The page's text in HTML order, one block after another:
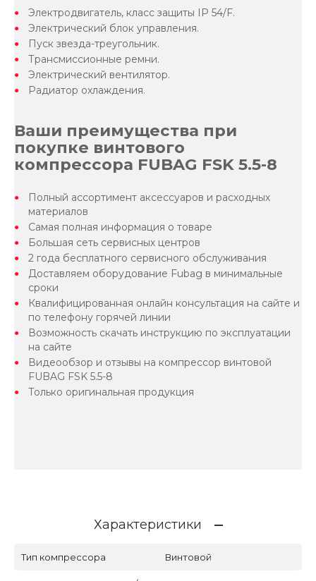
Электродвигатель, класс защиты IP 54/F.
Электрический блок управления.
Пуск звезда-треугольник.
Трансмиссионные ремни.
Электрический вентилятор.
Радиатор охлаждения.
Ваши преимущества при
покупке винтового
компрессора FUBAG FSK 5.5-8
Полный ассортимент аксессуаров и расходных
материалов
Самая полная информация о товаре
Большая сеть сервисных центров
2 года бесплатного сервисного обслуживания
Доставляем оборудование Fubag в минимальные
сроки
Квалифицированная онлайн консультация на сайте и
по телефону горячей линии
Возможность скачать инструкцию по эксплуатации
на сайте
Видеообзор и отзывы на компрессор винтовой
FUBAG FSK 5.5-8
Только оригинальная продукция
Характеристики
Тип компрессора Винтовой